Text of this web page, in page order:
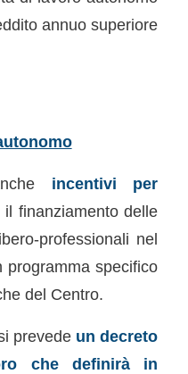
annuo superiore
incentivi per
finanziamento delle
professionali nel
specifico
del Centro.
prevedeun decreto
che definirà in